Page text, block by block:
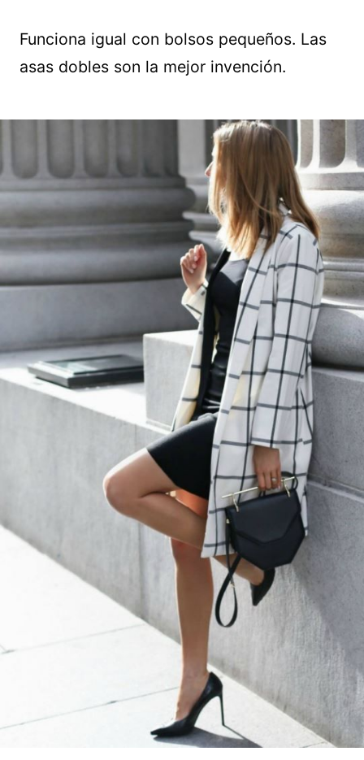
Funciona igual con bolsos pequeños. Las
asas dobles son la mejor invención.